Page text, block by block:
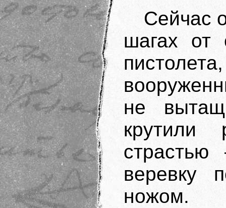
Сейчас
шагах от
не
веревку
ножом.